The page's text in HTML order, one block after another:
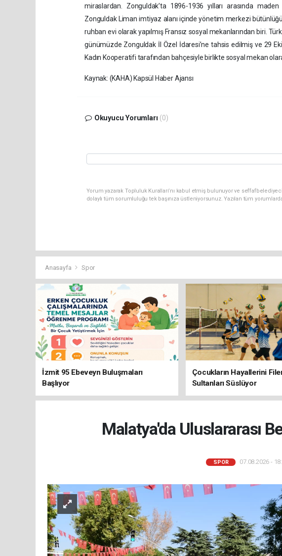
miraslardan. Zonguldak’ta 1896-1936 yılları arasında
Zonguldak Liman imtiyaz alanı içinde yönetim merkezi
ruhban evi olarak yapılmış Fransız sosyal mekanlarından biri.
günümüzde Zonguldak İl Özel İdaresi’ne tahsis edilmiş ve 29
Kadın Kooperatifi tarafından bahçesiyle birlikte sosyal mekan
Kaynak: (KAHA) Kapsül Haber Ajansı
Okuyucu Yorumları (0)
Yorum yazarak Topluluk Kuralları’nı kabul etmiş bulunuyor ve
dolaylı tüm sorumluluğu tek başınıza üstleniyorsunuz. Yazılan tüm
Anasayfa Spor
İzmit 95 Ebeveyn Buluşmaları
Başlıyor
Çocukların Hayallerini
Sultanları Süslüyor
Malatya'da Uluslararası
SPOR 07.08.2026 -